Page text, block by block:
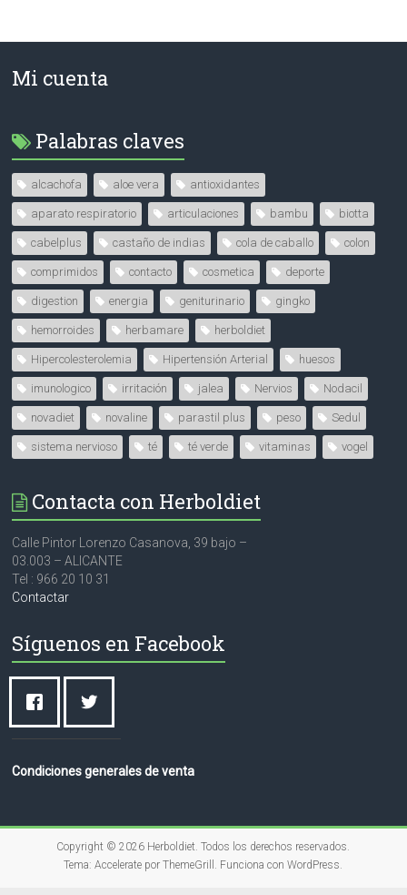
Mi cuenta
Palabras claves
alcachofa aloe vera antioxidantes
aparato respiratorio articulaciones bambu biotta
cabelplus castaño de indias cola de caballo colon
comprimidos contacto cosmetica deporte
digestion energia geniturinario gingko
hemorroides herbamare herboldiet
Hipercolesterolemia Hipertensión Arterial huesos
imunologico irritación jalea Nervios Nodacil
novadiet novaline parastil plus peso Sedul
sistema nervioso té té verde vitaminas vogel
Contacta con Herboldiet
Calle Pintor Lorenzo Casanova, 39 bajo –
03.003 – ALICANTE
Tel : 966 20 10 31
Contactar
Síguenos en Facebook
Condiciones generales de venta
Copyright © 2026 Herboldiet. Todos los derechos reservados.
Tema:Accelerate por ThemeGrill. Funciona conWordPress.